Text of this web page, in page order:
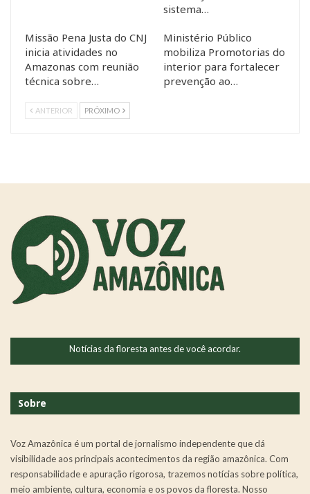
sistema…
Missão Pena Justa do CNJ
inicia atividades no
Amazonas com reunião
técnica sobre…
Ministério Público
mobiliza Promotorias do
interior para fortalecer
prevenção ao…
ANTERIOR PRÓXIMO
Notícias da floresta antes de você acordar.
Sobre
Voz Amazônica é um portal de jornalismo independente que dá
visibilidade aos principais acontecimentos da região amazônica. Com
responsabilidade e apuração rigorosa, trazemos notícias sobre política,
meio ambiente, cultura, economia e os povos da floresta. Nosso